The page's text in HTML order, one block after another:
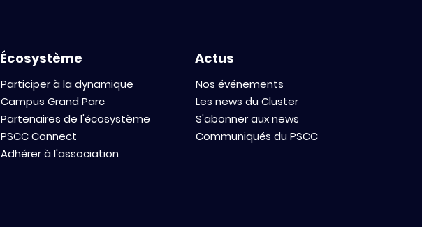
Écosystème
Participer à la dynamique
Campus Grand Parc
Partenaires de l'écosystème
PSCC Connect
Adhérer à l'association
Actus
Nos événements
Les news du Cluster
S'abonner aux news
Communiqués du PSCC